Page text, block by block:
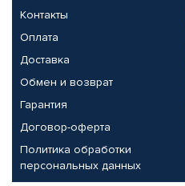
Контакты
Оплата
Доставка
Обмен и возврат
Гарантия
Договор-оферта
Политика обработки
персональных данных